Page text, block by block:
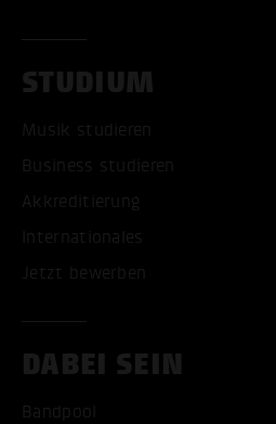
STUDIUM
Musik studieren
Business studieren
Akkreditierung
Internationales
Jetzt bewerben
DABEI SEIN
Bandpool